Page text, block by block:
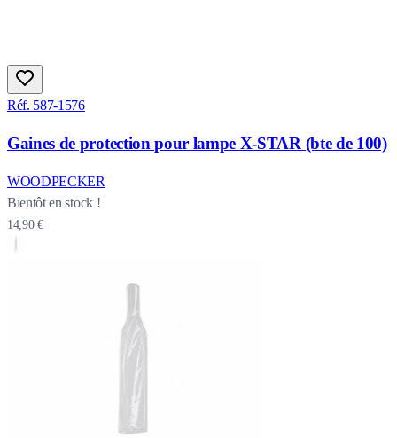
Réf. 587-1576
Gaines de protection pour lampe X-STAR (bte de 100)
WOODPECKER
Bientôt en stock !
14,90 €